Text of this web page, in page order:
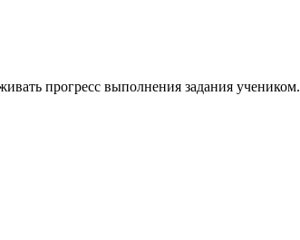
прогресс выполнения задания учеником.